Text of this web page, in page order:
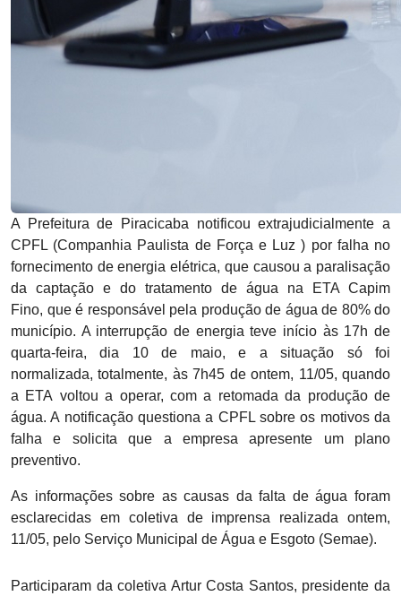
A Prefeitura de Piracicaba notificou extrajudicialmente a
CPFL (Companhia Paulista de Força e Luz ) por falha no
fornecimento de energia elétrica, que causou a paralisação
da captação e do tratamento de água na ETA Capim
Fino, que é responsável pela produção de água de 80% do
município. A interrupção de energiateve início às 17hde
quarta-feira, dia 10 de maio, e a situação só foi
normalizada, totalmente, às 7h45 de ontem, 11/05, quando
a ETA voltou a operar,com a retomada da produção de
água. A notificação questiona a CPFL sobre os motivos da
falha e solicita que a empresa apresente um plano
preventivo.
As informações sobre as causas da falta de água foram
esclarecidas em coletiva de imprensa realizada ontem,
11/05, pelo Serviço Municipal de Água e Esgoto (Semae).
Participaram da coletiva Artur Costa Santos, presidente da